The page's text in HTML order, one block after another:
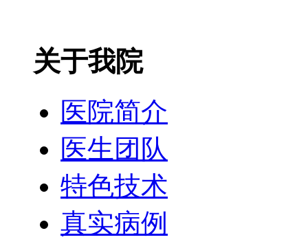
关于我院
医院简介
医生团队
特色技术
真实病例